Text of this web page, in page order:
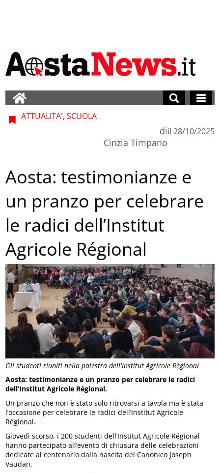
Gli studenti riuniti nella palestra dell'Institut Agricole Régional
ATTUALITA', SCUOLA
di
Cinzia Timpano
il 28/10/2025
Aosta: testimonianze e
un pranzo per celebrare
le radici dell’Institut
Agricole Régional
Aosta: testimonianze e un pranzo per celebrare le radici
dell’Institut Agricole Régional.
Un pranzo che non è stato solo ritrovarsi a tavola ma è stata
l’occasione per celebrare le radici dell’Institut Agricole
Régional.
Giovedì scorso, i 200 studenti dell’Institut Agricole Régional
hanno partecipato all’evento di chiusura delle celebrazioni
dedicate al centenario dalla nascita del Canonico Joseph
Vaudan.